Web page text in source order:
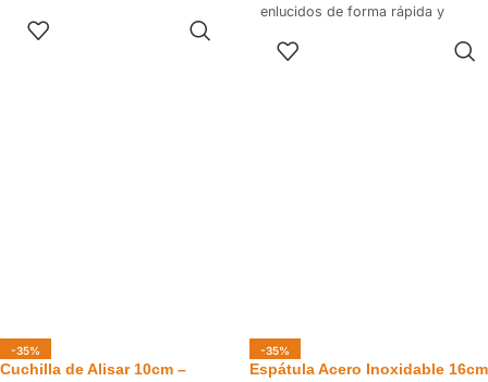
profesionales. Su hoja rígida con
enlucidos de forma rápida y
Permite cargar más material,
-35%
Cuchilla de Alisar 10cm –
-35%
Espátula Acero Inoxidable 16cm